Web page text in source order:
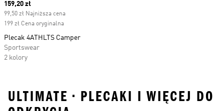
Current price
159,20 zł
99,50 zł Najniższa cena
199 zł Cena oryginalna
Plecak 4ATHLTS Camper
Sportswear
2 kolory
ULTIMATE • PLECAKI I WIĘCEJ DO